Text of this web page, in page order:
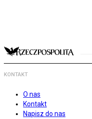
KONTAKT
O nas
Kontakt
Napisz do nas